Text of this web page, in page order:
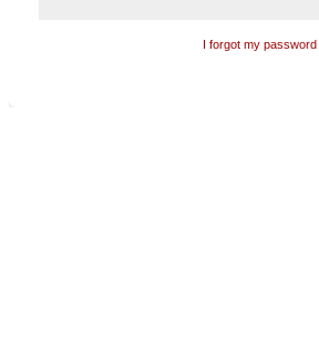
I forgot my password